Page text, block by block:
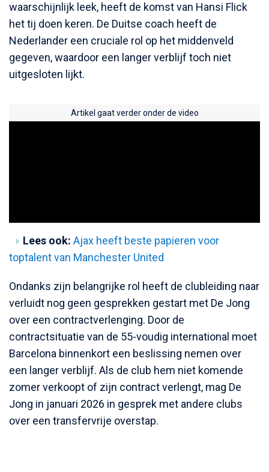
waarschijnlijk leek, heeft de komst van Hansi Flick
het tij doen keren. De Duitse coach heeft de
Nederlander een cruciale rol op het middenveld
gegeven, waardoor een langer verblijf toch niet
uitgesloten lijkt.
Artikel gaat verder onder de video
Lees ook: Ajax heeft beste papieren voor
toptalent van Manchester United
Ondanks zijn belangrijke rol heeft de clubleiding naar
verluidt nog geen gesprekken gestart met De Jong
over een contractverlenging. Door de
contractsituatie van de 55-voudig international moet
Barcelona binnenkort een beslissing nemen over
een langer verblijf. Als de club hem niet komende
zomer verkoopt of zijn contract verlengt, mag De
Jong in januari 2026 in gesprek met andere clubs
over een transfervrije overstap.